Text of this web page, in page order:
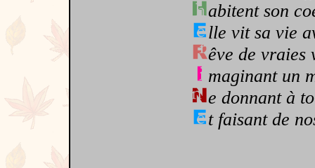
abitent son
lle vit sa vie
êve de vraies
maginant un
e donnant à
t faisant de